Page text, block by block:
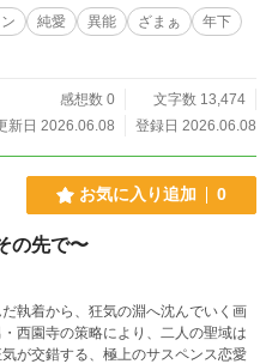
純愛 異能 ざまぁ
年下
感想数 0
文字数 13,474
新日 2026.06.08
登録日 2026.06.08
お気に入り追加 0
の先で〜
執着から、狂気の淵へ沈んでいく画
西園寺の策略により、二人の聖域は
が交錯する、極上のサスペンス恋愛